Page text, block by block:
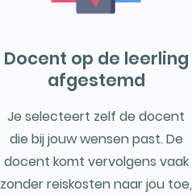
Docent op de leerling
afgestemd
Je selecteert zelf de docent
die bij jouw wensen past. De
docent komt vervolgens vaak
zonder reiskosten naar jou toe,